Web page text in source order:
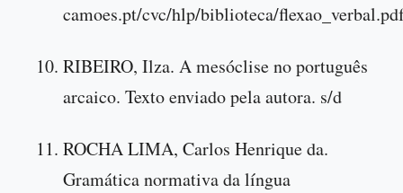
camoes.pt/cvc/hlp/biblioteca/
RIBEIRO, Ilza. A mesóclise no português
arcaico. Texto enviado pela autora. s/d
ROCHA LIMA, Carlos Henrique da.
Gramática normativa da língua